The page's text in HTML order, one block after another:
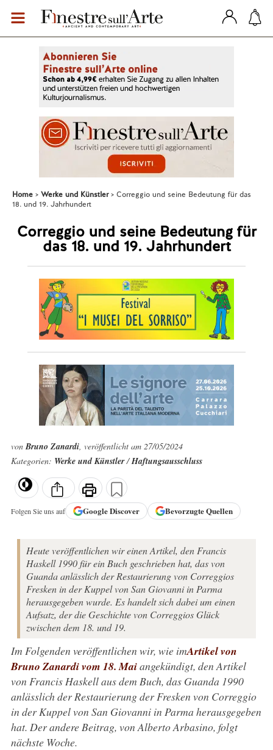
Home Werke und Künstler
Correggio und seine Bedeutung für das
18. und 19. Jahrhundert
Correggio und seine Bedeutung für
das 18. und 19. Jahrhundert
vonBruno Zanardi, veröffentlicht am 27/05/2024
Kategorien: Werke und Künstler/Haftungsausschluss
Folgen Sie uns auf GoogleDiscover Bevorzugte Quellen
Heute veröffentlichen wir einen Artikel, den Francis
Haskell 1990 für ein Buch geschrieben hat, das von
Guanda anlässlich der Restaurierung von Correggios
Fresken in der Kuppel von San Giovanni in Parma
herausgegeben wurde. Es handelt sich dabei um einen
Aufsatz, der die Geschichte von Correggios Glück
zwischen dem 18. und 19.
Im Folgenden veröffentlichen wir, wie imArtikel von
Bruno Zanardi vom 18. Maiangekündigt, den Artikel
von Francis Haskell aus dem Buch, das Guanda 1990
anlässlich der Restaurierung der Fresken von Correggio
in der Kuppel von San Giovanni in Parma herausgegeben
hat. Der andere Beitrag, von Alberto Arbasino, folgt
nächste Woche.